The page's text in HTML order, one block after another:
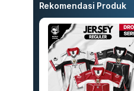
Rekomendasi Produk